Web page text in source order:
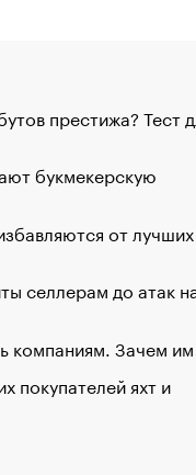
престижа? Тест
букмекерскую
от лучших
селлерам до атак
компаниям. Зачем
покупателей яхт и